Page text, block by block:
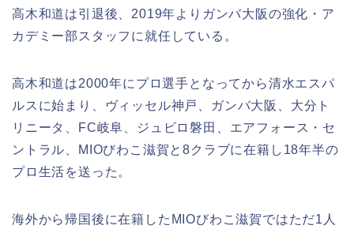
高木和道は引退後、2019年よりガンバ大阪の強化・ア
カデミー部スタッフに就任している。
高木和道は2000年にプロ選手となってから清水エスパ
ルスに始まり、ヴィッセル神戸、ガンバ大阪、大分ト
リニータ、FC岐阜、ジュビロ磐田、エアフォース・セ
ントラル、MIOびわこ滋賀と8クラブに在籍し18年半の
プロ生活を送った。
海外から帰国後に在籍したMIOびわこ滋賀ではただ1人